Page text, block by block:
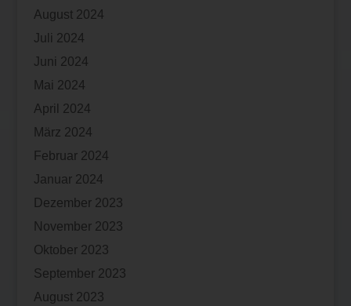
August 2024
Juli 2024
Juni 2024
Mai 2024
April 2024
März 2024
Februar 2024
Januar 2024
Dezember 2023
November 2023
Oktober 2023
September 2023
August 2023